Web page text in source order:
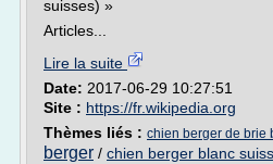
suisses) »
Articles...
Lire la suite
Date: 2017-06-29 10:27:51
Site : https://fr.wikipedia.org
Thèmes liés : chien berger de brie
berger / chien berger blanc